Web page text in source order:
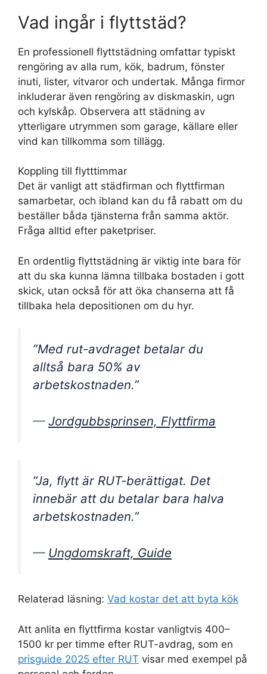
Vad ingår i flyttstäd?
En professionell flyttstädning omfattar typiskt
rengöring av alla rum, kök, badrum, fönster
inuti, lister, vitvaror och undertak. Många firmor
inkluderar även rengöring av diskmaskin, ugn
och kylskåp. Observera att städning av
ytterligare utrymmen som garage, källare eller
vind kan tillkomma som tillägg.
Koppling till flytttimmar
Det är vanligt att städfirman och flyttfirman
samarbetar, och ibland kan du få rabatt om du
beställer båda tjänsterna från samma aktör.
Fråga alltid efter paketpriser.
En ordentlig flyttstädning är viktig inte bara för
att du ska kunna lämna tillbaka bostaden i gott
skick, utan också för att öka chanserna att få
tillbaka hela depositionen om du hyr.
”Med rut-avdraget betalar du
alltså bara 50% av
arbetskostnaden.”
— Jordgubbsprinsen, Flyttfirma
”Ja, flytt är RUT-berättigat. Det
innebär att du betalar bara halva
arbetskostnaden.”
— Ungdomskraft, Guide
Relaterad läsning: Vad kostar det att byta kök
Att anlita en flyttfirma kostar vanligtvis 400–
1500 kr per timme efter RUT-avdrag, som en
prisguide 2025 efter RUT visar med exempel på